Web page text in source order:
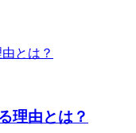
理由とは？